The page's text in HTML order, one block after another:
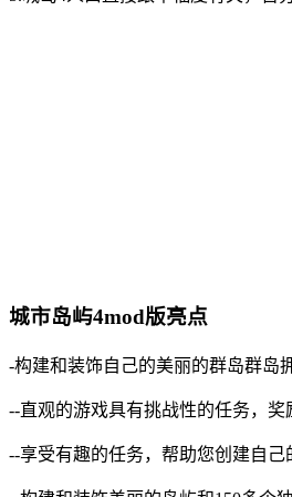
城市岛屿4mod版亮点
-构建和装饰自己的美丽的群岛群岛
--直观的游戏具有挑战性的任务，奖
--享受有趣的任务，帮助您创建自己